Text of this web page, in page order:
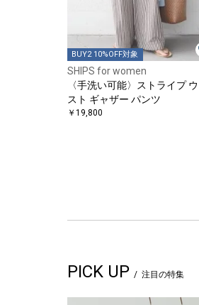
BUY2 10%OFF対象
SHIPS for women
〈手洗い可能〉ストライプ
スト ギャザー パンツ
￥19,800
PICK UP 注目の特集